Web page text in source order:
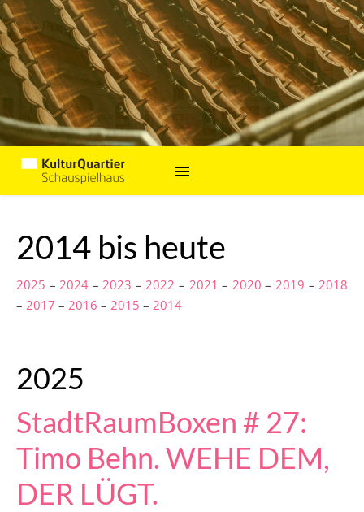
2014 bis heute
2025 –2024 –2023 –2022 – 2021 – 2020 – 2019 –2018
– 2017 – 2016 – 2015 – 2014
2025
StadtRaumBoxen # 27:
Timo Behn. WEHE DEM,
DER LÜGT.